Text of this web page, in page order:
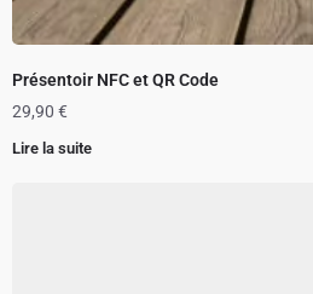
Présentoir NFC et QR Code
29,90 €
Lire la suite